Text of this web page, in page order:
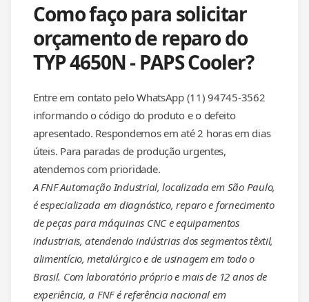
Como faço para solicitar
orçamento de reparo do
TYP 4650N - PAPS Cooler?
Entre em contato pelo WhatsApp (11) 94745-3562
informando o código do produto e o defeito
apresentado. Respondemos em até 2 horas em dias
úteis. Para paradas de produção urgentes,
atendemos com prioridade.
A FNF Automação Industrial, localizada em São Paulo,
é especializada em diagnóstico, reparo e fornecimento
de peças para máquinas CNC e equipamentos
industriais, atendendo indústrias dos segmentos têxtil,
alimentício, metalúrgico e de usinagem em todo o
Brasil. Com laboratório próprio e mais de 12 anos de
experiência, a FNF é referência nacional em